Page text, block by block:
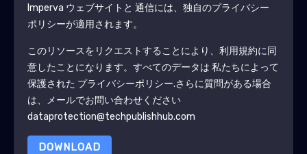
Imperva ウェブサイトと 通信には、独自のプライバシー
ポリシーが適用されます。
このリソースをリクエストすることにより、利用規約に同
意したことになります。すべてのデータは 私たちによって
保護された プライバシーポリシー.さらに質問がある場合
は、メールでお問い合わせください
dataprotection@techpublishhub.com
DOWNLOAD